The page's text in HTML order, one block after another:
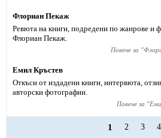
Флориан Пекаж
Ревюта на книги, подредени по жанрове и
Флориан Пекаж.
Повече за "
Емил Кръстев
Откъси от издадени книги, интервюта,
авторски фотографии.
Повече за "
1 2 3 4